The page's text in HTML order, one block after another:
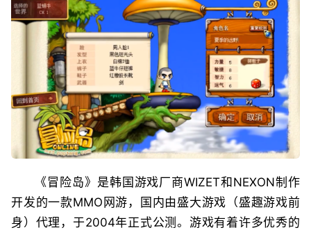
《冒险岛》是韩国游戏厂商WIZET和NEXON制作
开发的一款MMO网游，国内由盛大游戏（盛趣游戏前
身）代理，于2004年正式公测。游戏有着许多优秀的